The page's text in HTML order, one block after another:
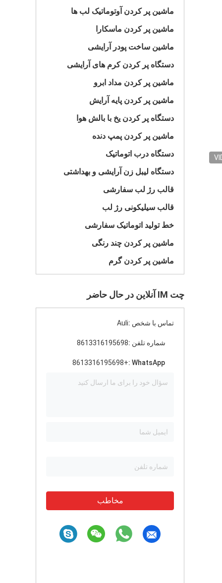
ماشین پر کردن آوتوماتیک لب ها
ماشین پر کردن ماسکارا
ماشین ساخت پودر آرایشی
دستگاه پر کردن کرم های آرایشی
ماشین پر کردن مداد ابرو
ماشین پر کردن پایه آرایش
دستگاه پر کردن یخ با بالش هوا
ماشین پر کردن پمپ دنده
دستگاه درب اتوماتیک
دستگاه لیبل زن آرایشی و بهداشتی
قالب رژ لب سفارشی
قالب سیلیکونی رژ لب
خط تولید اتوماتیک سفارشی
ماشین پر کردن چند رنگی
ماشین پر کردن گرم
چت IM آنلاین در حال حاضر
تماس با شخص :Auli
شماره تلفن :8613316195698
WhatsApp :
+8613316195698
مخاطب